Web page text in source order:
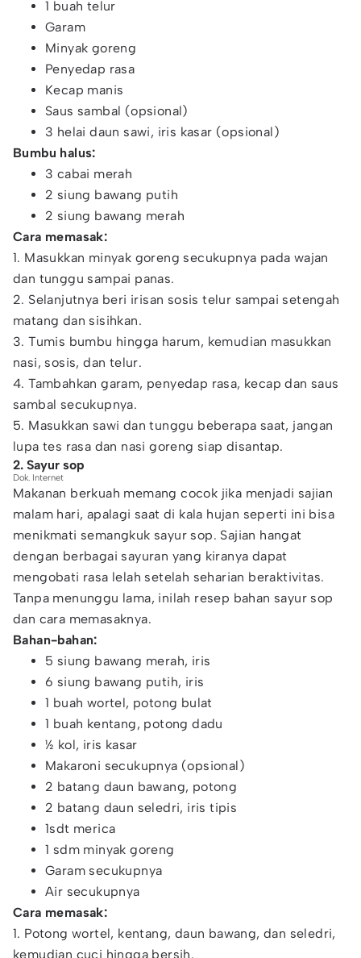
1 buah telur
Garam
Minyak goreng
Penyedap rasa
Kecap manis
Saus sambal (opsional)
3 helai daun sawi, iris kasar (opsional)
Bumbu halus:
3 cabai merah
2 siung bawang putih
2 siung bawang merah
Cara memasak:
1. Masukkan minyak goreng secukupnya pada wajan
dan tunggu sampai panas.
2. Selanjutnya beri irisan sosis telur sampai setengah
matang dan sisihkan.
3. Tumis bumbu hingga harum, kemudian masukkan
nasi, sosis, dan telur.
4. Tambahkan garam, penyedap rasa, kecap dan saus
sambal secukupnya.
5. Masukkan sawi dan tunggu beberapa saat, jangan
lupa tes rasa dan nasi goreng siap disantap.
2. Sayur sop
Dok. Internet
Makanan berkuah memang cocok jika menjadi sajian
malam hari, apalagi saat di kala hujan seperti ini bisa
menikmati semangkuk sayur sop. Sajian hangat
dengan berbagai sayuran yang kiranya dapat
mengobati rasa lelah setelah seharian beraktivitas.
Tanpa menunggu lama, inilah resep bahan sayur sop
dan cara memasaknya.
Bahan-bahan:
5 siung bawang merah, iris
6 siung bawang putih, iris
1 buah wortel, potong bulat
1 buah kentang, potong dadu
½ kol, iris kasar
Makaroni secukupnya (opsional)
2 batang daun bawang, potong
2 batang daun seledri, iris tipis
1sdt merica
1 sdm minyak goreng
Garam secukupnya
Air secukupnya
Cara memasak:
1. Potong wortel, kentang, daun bawang, dan seledri,
kemudian cuci hingga bersih.